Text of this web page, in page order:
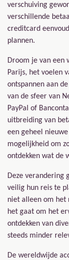
verschuiving
verschillende
creditcard
plannen.
Droom je van een
Parijs, het voelen
ontspannen aan
van de sfeer van
PayPal of
uitbreiding van
een geheel
mogelijkheid om
ontdekken wat de
Deze verandering
veilig hun reis te
niet alleen om het
het gaat om het
ontdekken van
steeds minder
De wereldwijde